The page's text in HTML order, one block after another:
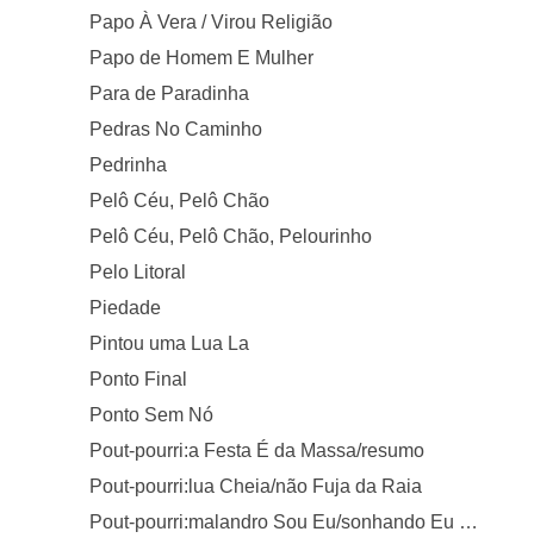
Papo À Vera / Virou Religião
Papo de Homem E Mulher
Para de Paradinha
Pedras No Caminho
Pedrinha
Pelô Céu, Pelô Chão
Pelô Céu, Pelô Chão, Pelourinho
Pelo Litoral
Piedade
Pintou uma Lua La
Ponto Final
Ponto Sem Nó
Pout-pourri:a Festa É da Massa/resumo
Pout-pourri:lua Cheia/não Fuja da Raia
Pout-pourri:malandro Sou Eu/sonhando Eu Sou Feliz